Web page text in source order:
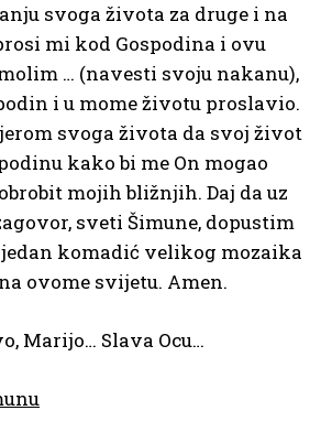
svoga života za druge i na
mi kod Gospodina i ovu
… (navesti svoju nakanu),
i u mome životu proslavio.
svoga života da svoj život
kako bi me On mogao
mojih bližnjih. Daj da uz
sveti Šimune, dopustim
komadić velikog mozaika
ovome svijetu. Amen.
Marijo… Slava Ocu…